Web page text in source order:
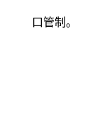
口管制。